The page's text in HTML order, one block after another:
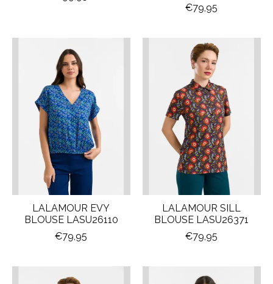
€79,95
LALAMOUR EVY
BLOUSE LASU26110
€79,95
LALAMOUR SILL
BLOUSE LASU26371
€79,95